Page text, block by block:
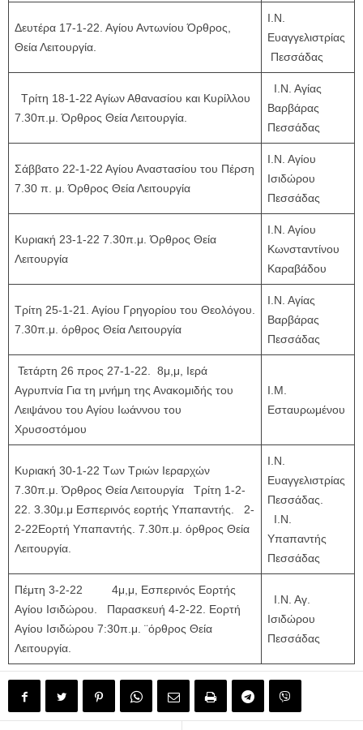
Δευτέρα 17-1-22. Αγίου Αντωνίου Όρθρος,
Θεία Λειτουργία.
Ι.Ν.
Ευαγγελιστρίας
Πεσσάδας
Τρίτη 18-1-22 Αγίων Αθανασίου και Κυρίλλου
7.30π.μ. Όρθρος Θεία Λειτουργία.
Ι.Ν. Αγίας
Βαρβάρας
Πεσσάδας
Σάββατο 22-1-22 Αγίου Αναστασίου του Πέρση
7.30 π. μ. Όρθρος Θεία Λειτουργία
Ι.Ν. Αγίου
Ισιδώρου
Πεσσάδας
Κυριακή 23-1-22 7.30π.μ. Όρθρος Θεία
Λειτουργία
Ι.Ν. Αγίου
Κωνσταντίνου
Καραβάδου
Τρίτη 25-1-21. Αγίου Γρηγορίου του Θεολόγου.
7.30π.μ. όρθρος Θεία Λειτουργία
Ι.Ν. Αγίας
Βαρβάρας
Πεσσάδας
Τετάρτη 26 προς 27-1-22. 8μ,μ, Ιερά
Αγρυπνία Για τη μνήμη της Ανακομιδής του
Λειψάνου του Αγίου Ιωάννου του
Χρυσοστόμου
Ι.Μ.
Εσταυρωμένου
Κυριακή 30-1-22 Των Τριών Ιεραρχών
7.30π.μ. Όρθρος Θεία Λειτουργία Τρίτη 1-2-
22. 3.30μ.μ Εσπερινός εορτής Υπαπαντής. 2-
2-22Εορτή Υπαπαντής. 7.30π.μ. όρθρος Θεία
Λειτουργία.
Ι.Ν.
Ευαγγελιστρίας
Πεσσάδας.
Ι.Ν.
Υπαπαντής
Πεσσάδας
Πέμτη 3-2-22 4μ,μ, Εσπερινός Εορτής
Αγίου Ισιδώρου. Παρασκευή 4-2-22. Εορτή
Αγίου Ισιδώρου 7:30π.μ. ¨όρθρος Θεία
Λειτουργία.
Ι.Ν. Αγ.
Ισιδώρου
Πεσσάδας